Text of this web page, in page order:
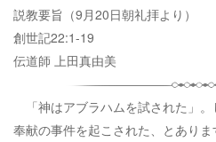
説教要旨（9月20日朝礼拝より）
創世記22:1-19
伝道師 上田真由美
「神はアブラハムを試された」
奉献の事件を起こされた、とあり